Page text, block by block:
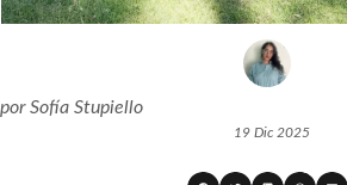
porSofía Stupiello
19 Dic 2025